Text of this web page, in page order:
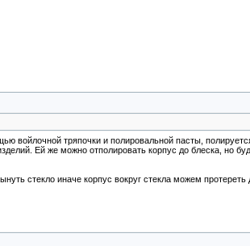
войлочной тряпочки и полировальной пасты,
Ей же можно отполировать корпус до блеска, но
стекло иначе корпус вокруг стекла можем протереть